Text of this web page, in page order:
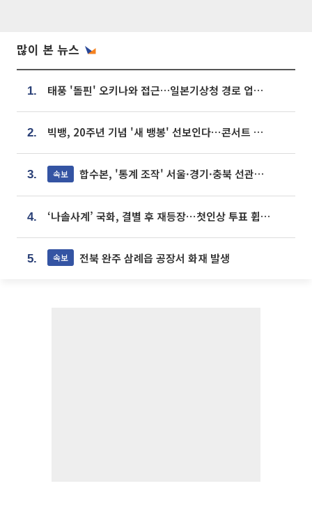
많이 본 뉴스
1. 태풍 '돌핀' 오키나와 접근…일본기상청 경로 업데이트
2. 빅뱅, 20주년 기념 '새 뱅봉' 선보인다⋯콘서트 앞두고 팝업 개최
3. 속보 합수본, '통계 조작' 서울·경기·충북 선관위 등 추가 압수수색
4. ‘나솔사계’ 국화, 결별 후 재등장⋯첫인상 투표 휩쓸고 ‘인기녀’ 등극
5. 속보 전북 완주 삼례읍 공장서 화재 발생